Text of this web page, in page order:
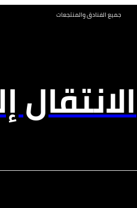
جميع الفنادق والمنتجعات